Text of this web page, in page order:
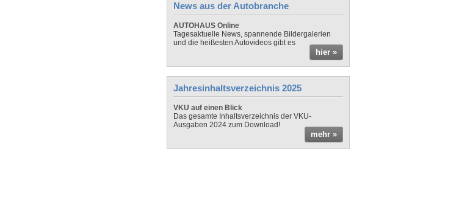
News aus der Autobranche
AUTOHAUS Online
Tagesaktuelle News, spannende Bildergalerien
und die heißesten Autovideos gibt es
hier »
Jahresinhaltsverzeichnis 2025
VKU auf einen Blick
Das gesamte Inhaltsverzeichnis der VKU-
Ausgaben 2024 zum Download!
mehr »